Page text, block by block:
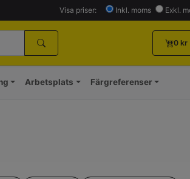
Visa priser: Inkl. moms Exkl.
0 kr
Arbetsplats Färgreferenser